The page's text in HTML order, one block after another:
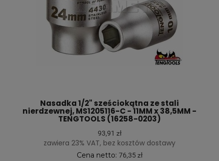
Nasadka 1/2" sześciokątna ze stali
nierdzewnej, MS1205116-C - 11MM x 38,5MM -
TENGTOOLS (16258-0203)
93,91 zł
zawiera 23% VAT, bez kosztów dostawy
Cena netto: 76,35 zł